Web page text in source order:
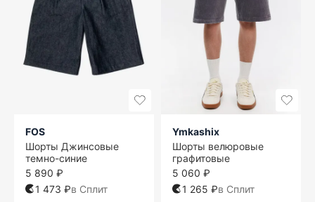
FOS
Шорты Джинсовые
темно-синие
5 890 ₽
1 473 ₽в Сплит
Ymkashix
Шорты велюровые
графитовые
5 060 ₽
1 265 ₽в Сплит